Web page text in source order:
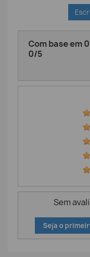
Com base em 0
0/5
Sem
Seja o